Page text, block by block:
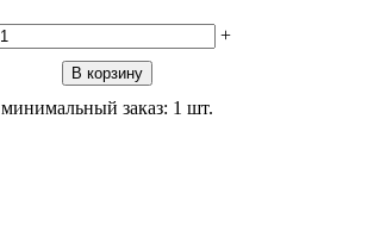
+
В корзину
минимальный заказ: 1 шт.